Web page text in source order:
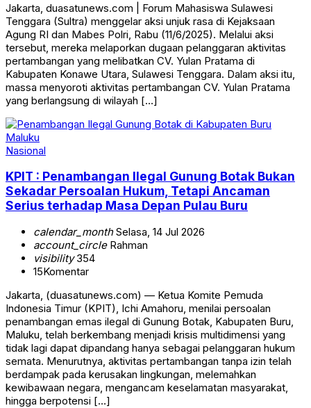
Jakarta, duasatunews.com | Forum Mahasiswa Sulawesi
Tenggara (Sultra) menggelar aksi unjuk rasa di Kejaksaan
Agung RI dan Mabes Polri, Rabu (11/6/2025). Melalui aksi
tersebut, mereka melaporkan dugaan pelanggaran aktivitas
pertambangan yang melibatkan CV. Yulan Pratama di
Kabupaten Konawe Utara, Sulawesi Tenggara. Dalam aksi itu,
massa menyoroti aktivitas pertambangan CV. Yulan Pratama
yang berlangsung di wilayah […]
Nasional
KPIT : Penambangan Ilegal Gunung Botak Bukan
Sekadar Persoalan Hukum, Tetapi Ancaman
Serius terhadap Masa Depan Pulau Buru
calendar_monthSelasa, 14 Jul 2026
account_circleRahman
visibility354
15Komentar
Jakarta, (duasatunews.com) — Ketua Komite Pemuda
Indonesia Timur (KPIT), Ichi Amahoru, menilai persoalan
penambangan emas ilegal di Gunung Botak, Kabupaten Buru,
Maluku, telah berkembang menjadi krisis multidimensi yang
tidak lagi dapat dipandang hanya sebagai pelanggaran hukum
semata. Menurutnya, aktivitas pertambangan tanpa izin telah
berdampak pada kerusakan lingkungan, melemahkan
kewibawaan negara, mengancam keselamatan masyarakat,
hingga berpotensi […]